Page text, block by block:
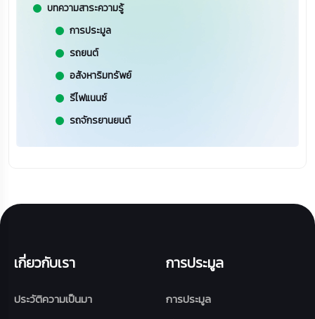
บทความสาระความรู้
การประมูล
รถยนต์
อสังหาริมทรัพย์
รีไฟแนนซ์
รถจักรยานยนต์
เกี่ยวกับเรา
ประวัติความเป็นมา
การประมูล
การประมูล